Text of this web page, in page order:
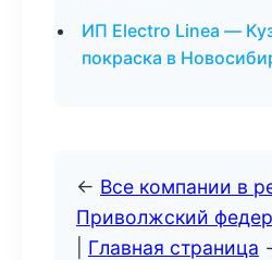
ИП Electro Linea —
покраска в
← Все компании в
Приволжский
Главная страница